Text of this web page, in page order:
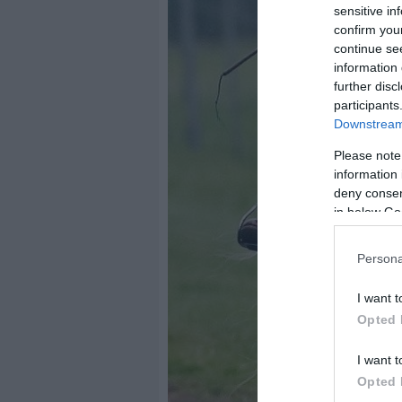
sensitive
confirm
continue
information
further
Please
information
deny
in below
I want
Opted
I want
Opted